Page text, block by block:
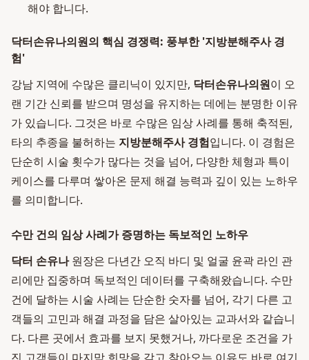
해야 합니다.
닥터손유나의원의 핵심 경쟁력: 풍부한 '지방분해주사 경
험'
강남 지역에 수많은 클리닉이 있지만, 닥터손유나의원이 오
랜 기간 신뢰를 받으며 명성을 유지하는 데에는 분명한 이유
가 있습니다. 그것은 바로 수많은 임상 사례를 통해 축적된,
타의 추종을 불허하는 지방분해주사 경험입니다. 이 경험은
단순히 시술 횟수가 많다는 것을 넘어, 다양한 체형과 특이
케이스를 다루며 쌓아온 문제 해결 능력과 깊이 있는 노하우
를 의미합니다.
수만 건의 임상 사례가 증명하는 독보적인 노하우
닥터 손유나원장은 다년간 오직 바디 및 얼굴 윤곽 라인 관
리에만 집중하며 독보적인 데이터를 구축해왔습니다. 수만
건에 달하는 시술 사례는 단순한 숫자를 넘어, 각기 다른 고
객들의 고민과 해결 과정을 담은 살아있는 교과서와 같습니
다. 다른 곳에서 효과를 보지 못했거나, 까다로운 조건을 가